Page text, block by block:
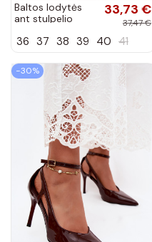
Baltos lodytės
ant stulpelio
33,73 €
37,47 €
36 37 38 39 40 41
−30%